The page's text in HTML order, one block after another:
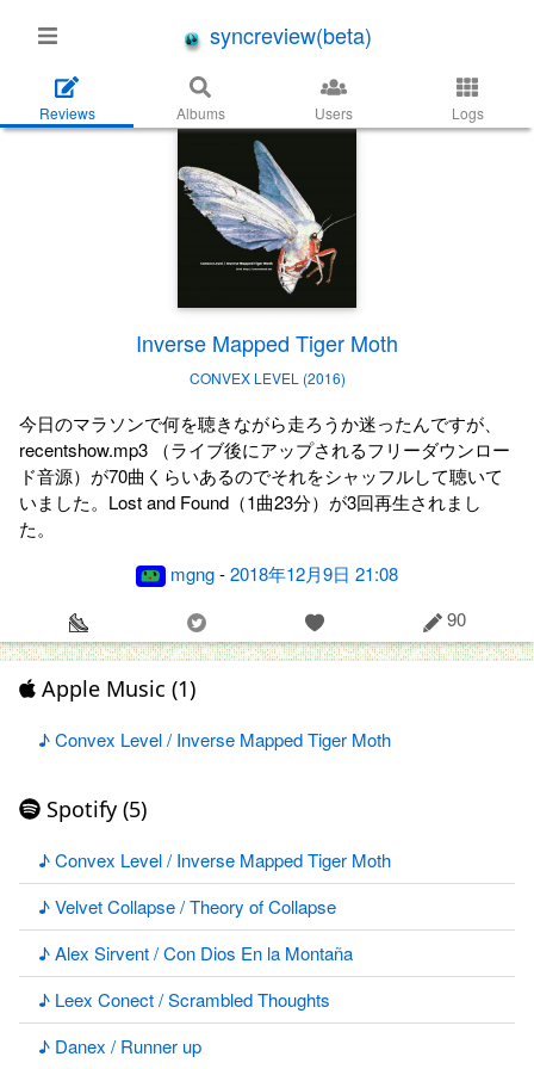
syncreview(beta)
Reviews Albums Users Logs
Inverse Mapped Tiger Moth
CONVEX LEVEL (2016)
今日のマラソンで何を聴きながら走ろうか迷ったんですが、
recentshow.mp3 （ライブ後にアップされるフリーダウンロー
ド音源）が70曲くらいあるのでそれをシャッフルして聴いて
いました。Lost and Found（1曲23分）が3回再生されまし
た。
mgng-2018年12月9日 21:08
90
Apple Music (1)
♪ Convex Level / Inverse Mapped Tiger Moth
Spotify (5)
♪ Convex Level / Inverse Mapped Tiger Moth
♪ Velvet Collapse / Theory of Collapse
♪ Alex Sirvent / Con Dios En la Montaña
♪ Leex Conect / Scrambled Thoughts
♪ Danex / Runner up